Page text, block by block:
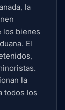
la
los bienes
El
la
todos los